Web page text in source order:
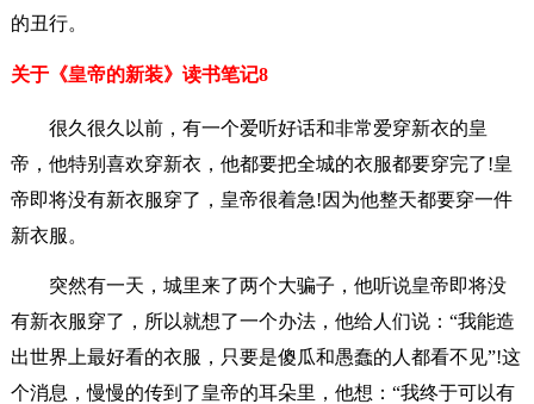
的丑行。
关于《皇帝的新装》读书笔记8
很久很久以前，有一个爱听好话和非常爱穿新衣的皇
帝，他特别喜欢穿新衣，他都要把全城的衣服都要穿完了!皇
帝即将没有新衣服穿了，皇帝很着急!因为他整天都要穿一件
新衣服。
突然有一天，城里来了两个大骗子，他听说皇帝即将没
有新衣服穿了，所以就想了一个办法，他给人们说：“我能造
出世界上最好看的衣服，只要是傻瓜和愚蠢的人都看不见”!这
个消息，慢慢的传到了皇帝的耳朵里，他想：“我终于可以有